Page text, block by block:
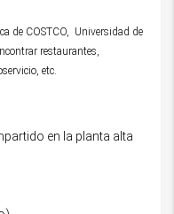
de COSTCO, Universidad de
restaurantes,
etc.
en la planta alta